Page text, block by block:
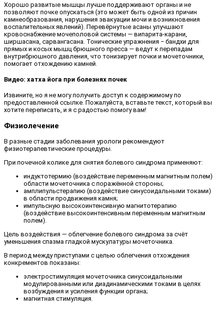
Хорошо развитые мышцы лучше поддерживают органы и не
позволяют почке опускаться (это может быть одной из причин
камнеобразования, нарушения эвакуации мочи и возникновения
воспалительных явлений). Перевёрнутые асаны улучшают
кровоснабжение мочеполовой системы — випарита-карани,
ширшасана, сарвангасана. Тонические упражнения ‒ бандхи для
прямых и косых мышц брюшного пресса — ведут к перепадам
внутрибрюшного давления, что тонизирует почки и мочеточники,
помогает отхождению камней.
Видео: хатха йога при болезнях почек
Извините, но я не могу получить доступ к содержимому по
предоставленной ссылке. Пожалуйста, вставьте текст, который вы
хотите переписать, и я с радостью помогу вам!
Физиолечение
В разные стадии заболевания урологи рекомендуют
физиотерапевтические процедуры.
При почечной колике для снятия болевого синдрома применяют:
индуктотермию (воздействие переменным магнитным полем)
области мочеточника с поражённой стороны;
амплипульстерапию (воздействие синусоидальными токами)
в области продвижения камня;
импульсную высокоинтенсивную магнитотерапию
(воздействие высокоинтенсивным переменным магнитным
полем).
Цель воздействия — облегчение болевого синдрома за счёт
уменьшения спазма гладкой мускулатуры мочеточника.
В период между приступами с целью облегчения отхождения
конкрементов показаны:
электростимуляция мочеточника синусоидальными
модулированными или диадинамическими токами в целях
возбуждения и усиления функции органа;
магнитная стимуляция.